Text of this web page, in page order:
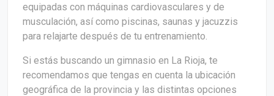
equipadas con máquinas cardiovasculares y de
musculación, así como piscinas, saunas y jacuzzis
para relajarte después de tu entrenamiento.
Si estás buscando un gimnasio en La Rioja, te
recomendamos que tengas en cuenta la ubicación
geográfica de la provincia y las distintas opciones